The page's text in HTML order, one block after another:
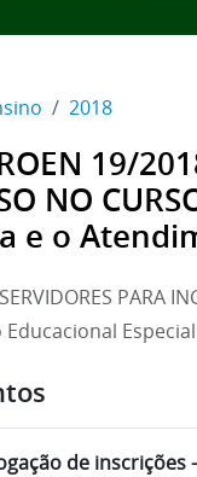
2018
19/
NO
e o
PARA
de inscrições